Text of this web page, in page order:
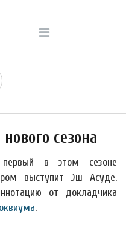
сезона
в этом сезоне
выступит Эш Асуде.
от докладчика
.